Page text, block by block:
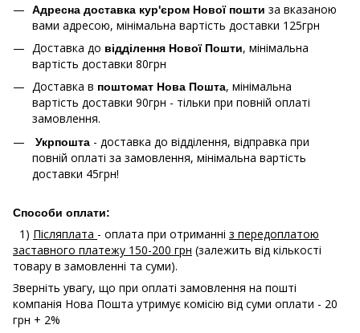
Адресна доставка кур'єром Нової пошти за вказаною
вами адресою, мінімальна вартість доставки 125грн
Доставка до відділення Нової Пошти, мінімальна
вартість доставки 80грн
Доставка в поштомат Нова Пошта, мінімальна
вартість доставки 90грн - тільки при повній оплаті
замовлення.
Укрпошта - доставка до відділення, відправка при
повній оплаті за замовлення, мінімальна вартість
доставки 45грн!
Способи оплати:
1) Післяплата - оплата при отриманні з передоплатою
заставного платежу 150-200 грн (залежить від кількості
товару в замовленні та суми).
Зверніть увагу, що при оплаті замовлення на пошті
компанія Нова Пошта утримує комісію від суми оплати - 20
грн + 2%